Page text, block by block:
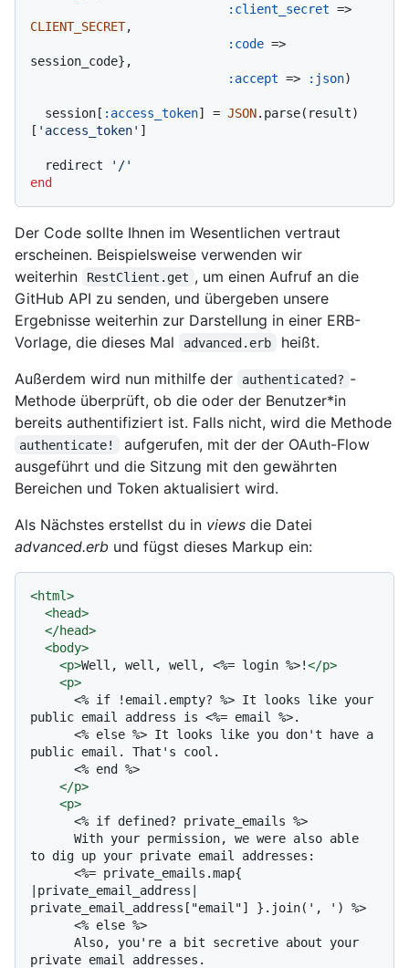
:client_secret
CLIENT_SECRET,
:code =>
session_code},
:accept => :json)
  session[
:access_token] = JSON.parse(result)
[ 'access_token' ]
  redirect
'/'
end
Der Code sollte Ihnen im Wesentlichen vertraut
erscheinen. Beispielsweise verwenden wir
weiterhin
RestClient.get , um einen Aufruf an die
GitHub API zu senden, und übergeben unsere
Ergebnisse weiterhin zur Darstellung in einer ERB-
Vorlage, die dieses Mal
advanced.erb
heißt.
Außerdem wird nun mithilfe der
authenticated? -
Methode überprüft, ob die oder der Benutzer*in
bereits authentifiziert ist. Falls nicht, wird die Methode
authenticate!
aufgerufen, mit der der OAuth-Flow
ausgeführt und die Sitzung mit den gewährten
Bereichen und Token aktualisiert wird.
Als Nächstes erstellst du in views die Datei
advanced.erb und fügst dieses Markup ein:
<html>
<head>
</head>
<body>
<p>Well, well, well, <%= login %>!</p>
<p>
public email address is <%= email %>.
public email. That's cool.
</p>
<p>
to dig up your private email addresses:
|private_email_address|
private_email_address["email"] }.join(', ') %>
private email addresses.